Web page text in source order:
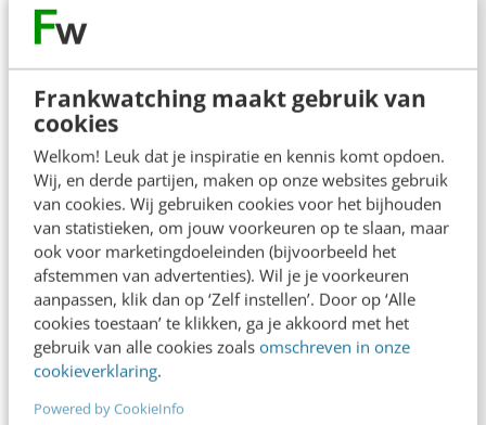
Frankwatching maakt gebruik van
cookies
Welkom! Leuk dat je inspiratie en kennis komt opdoen.
Wij, en derde partijen, maken op onze websites gebruik
van cookies. Wij gebruiken cookies voor het bijhouden
van statistieken, om jouw voorkeuren op te slaan, maar
ook voor marketingdoeleinden (bijvoorbeeld het
afstemmen van advertenties). Wil je je voorkeuren
aanpassen, klik dan op ‘Zelf instellen’. Door op ‘Alle
cookies toestaan’ te klikken, ga je akkoord met het
gebruik van alle cookies zoals omschreven in onze
cookieverklaring.
Powered by CookieInfo
belangrijke menselijke rol uit het oog te
verliezen.
In 2024 zal de inzet en groei van AI deels ook
gedreven worden door het lastige
economische klimaat, dat organisaties ertoe
zal ‘dwingen’ om AI wat vaker in te zetten om
kosten te besparen. Maar, uiteindelijk ben ik
vooral overtuigd van de waarde van AI om de
kwaliteit van ons werk en onze efficiëntie te
vergroten.
Natuurlijk denk je dan als eerste aan het